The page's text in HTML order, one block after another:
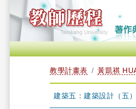
教學計畫表 黃凱祺
建築五：建築設計（五